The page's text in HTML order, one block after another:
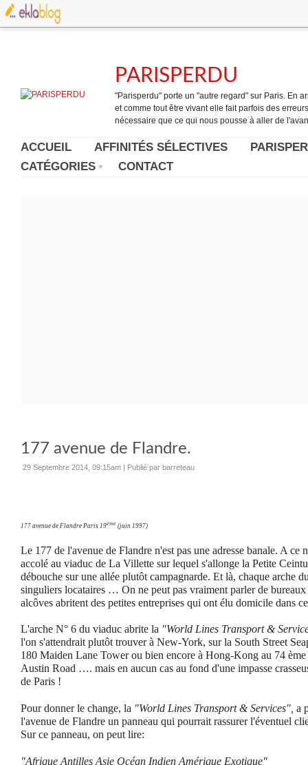
PARISPERDU
"Parisperdu" porte un "autre regard" sur Paris. En
et comme tout être vivant elle fait parfois des
nécessaire que ce qui nous pousse à aller de
ACCUEIL AFFINITÉS SÉLECTIVES
CATÉGORIES
CONTACT
177 avenue de Flandre.
29 Septembre 2014, 09:15am | Publié par barreteau
177 avenue de Flandre Paris 19ème (juin 1997)
Le 177 de l'avenue de Flandre n'est pas une adresse banale. A ce
accolé au viaduc de La Villette sur lequel s'allonge la Petite
débouche sur une allée plutôt campagnarde. Et là, chaque arche
singuliers locataires … On ne peut pas vraiment parler de
alcôves abritent des petites entreprises qui ont élu domicile dans
L'arche N° 6 du viaduc abrite la "World Lines Transport &
l'on s'attendrait plutôt trouver à New-York, sur la South Street
180 Maiden Lane Tower ou bien encore à Hong-Kong au 74
Austin Road …. mais en aucun cas au fond d'une impasse
de Paris !
Pour donner le change, la "World Lines Transport & Services", a
l'avenue de Flandre un panneau qui pourrait rassurer l'éventuel
Sur ce panneau, on peut lire:
"Afrique Antilles Asie Océan Indien Amérique Exotique"